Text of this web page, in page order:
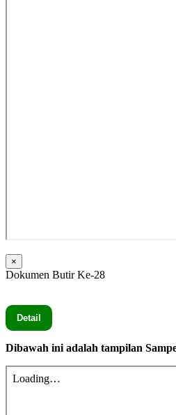
×
Dokumen Butir Ke-28
Detail
Dibawah ini adalah tampilan